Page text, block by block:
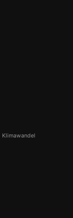
Klimawandel